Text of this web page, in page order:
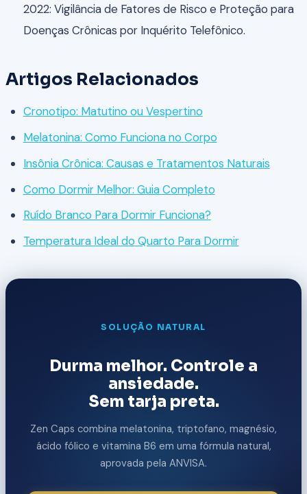
2022: Vigilância de Fatores de Risco e Proteção para
Doenças Crônicas por Inquérito Telefônico.
Artigos Relacionados
Cronotipo: Matutino ou Vespertino
Melatonina: Como Funciona no Corpo
Insônia Crônica: Causas e Tratamentos Naturais
Como Dormir Melhor: Guia Completo
Ruído Branco Para Dormir Funciona?
Temperatura Ideal do Quarto Para Dormir
SOLUÇÃO NATURAL
Durma melhor. Controle a
ansiedade.
Sem tarja preta.
Zen Caps combina melatonina, triptofano, magnésio,
ácido fólico e vitamina B6 em uma fórmula natural,
aprovada pela ANVISA.